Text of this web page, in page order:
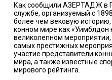
Как сообщили АЗЕРТАДЖ в
службе, организуемый с
более чем вековую
конном мире как «Уимблдон
великолепном мероприятии,
самых престижных
участие представители
мира, а также известные
мирового рейтинга.